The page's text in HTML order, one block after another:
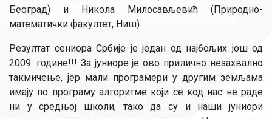
Београд) и Никола Милосављевић (Природно-
математички факултет, Ниш)
Резултат сениора Србије је један од најбољих још од
2009. године!!! За јуниоре је ово прилично незахвално
такмичење, јер мали програмери у другим земљама
имају по програму алгоритме који се код нас не раде
ни у средњој школи, тако да су и наши јуниори